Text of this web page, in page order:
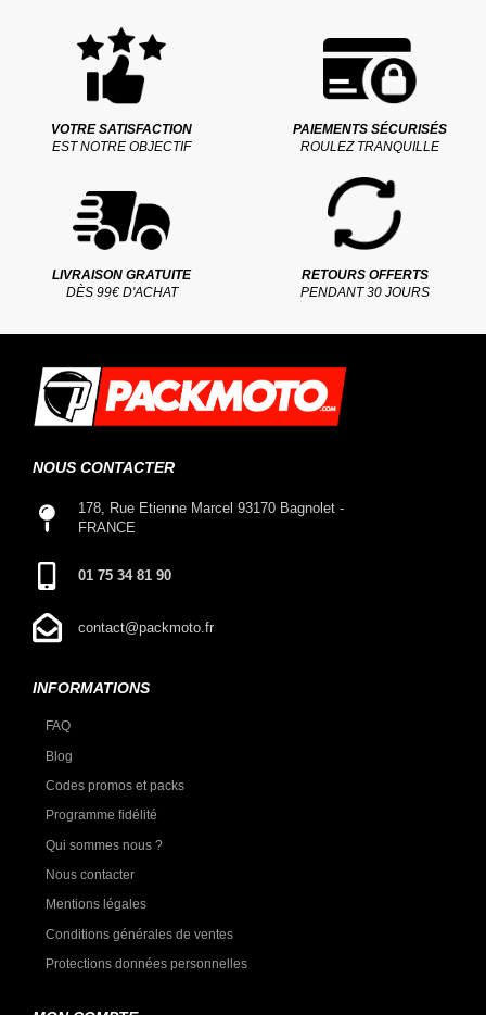
VOTRE SATISFACTION
EST NOTRE OBJECTIF
PAIEMENTS SÉCURISÉS
ROULEZ TRANQUILLE
LIVRAISON GRATUITE
DÈS 99€ D'ACHAT
RETOURS OFFERTS
PENDANT 30 JOURS
NOUS CONTACTER
178, Rue Etienne Marcel 93170 Bagnolet -
FRANCE
01 75 34 81 90
contact@packmoto.fr
INFORMATIONS
FAQ
Blog
Codes promos et packs
Programme fidélité
Qui sommes nous ?
Nous contacter
Mentions légales
Conditions générales de ventes
Protections données personnelles